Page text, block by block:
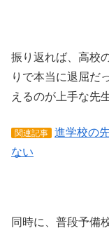
振り返れば、高校
りで本当に退屈だ
えるのが上手な先
関連記事
進学校の
ない
同時に、普段予備